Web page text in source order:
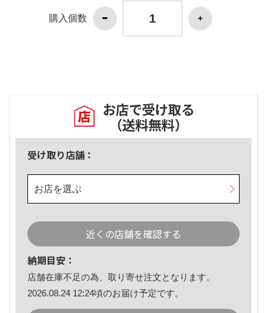
購入個数
お店で受け取る
（送料無料）
受け取り店舗：
お店を選ぶ
近くの店舗を確認する
納期目安：
店舗在庫不足の為、取り寄せ注文となります。
2026.08.24 12:24頃のお届け予定です。